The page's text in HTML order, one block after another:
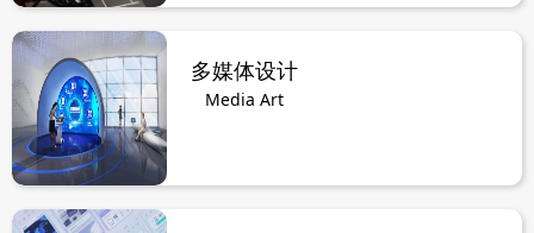
多媒体设计
Media Art